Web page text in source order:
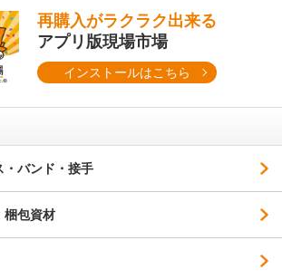
再購入がラクラク出来る
アプリ版現場市場
インストールはこちら
・バンド・接手
梱包資材